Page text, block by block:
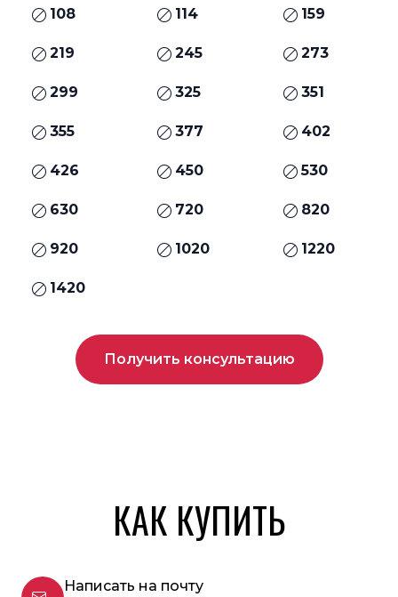
108 114 159
219 245 273
299 325 351
355 377 402
426 450 530
630 720 820
920 1020 1220
1420
Получить консультацию
КАК КУПИТЬ
Написать на почту